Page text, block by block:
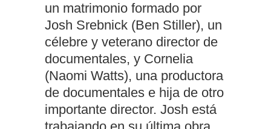
un matrimonio formado por
Josh Srebnick (Ben Stiller), un
célebre y veterano director de
documentales, y Cornelia
(Naomi Watts), una productora
de documentales e hija de otro
importante director. Josh está